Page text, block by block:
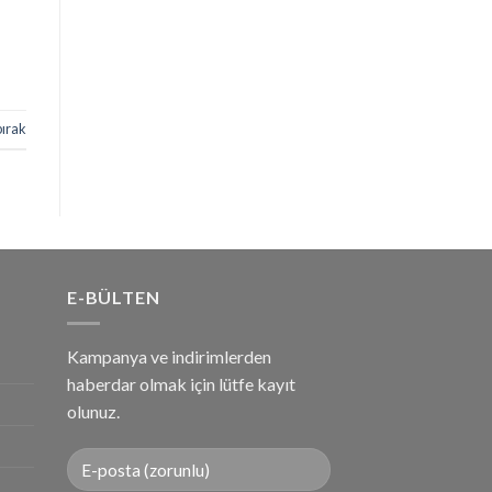
E-BÜLTEN
Kampanya ve indirimlerden
haberdar olmak için lütfe kayıt
olunuz.